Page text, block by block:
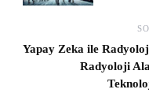
Yapay Zeka ile
Radyoloji